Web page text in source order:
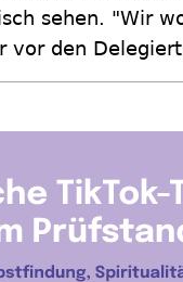
sehen. "Wir
vor den